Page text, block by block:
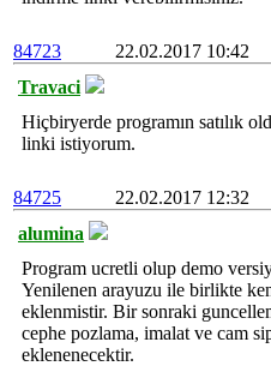
84723
22.02.2017 10:42
Travaci
Hiçbiryerde programın satılık
linki istiyorum.
84725
22.02.2017 12:32
alumina
Program ucretli olup demo
Yenilenen arayuzu ile birlikte
eklenmistir. Bir sonraki
cephe pozlama, imalat ve cam
eklenenecektir.